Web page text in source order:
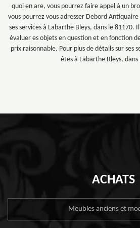
quoi en are, vous pourrez faire appel à un
vous pourrez vous adresser Debord
ses services à Labarthe Bleys, dans le 81170.
évaluer es objets en question et en fonction
prix raisonnable. Pour plus de détails sur ses
êtes à Labarthe Bleys, dans
ACHATS
Meubles anciens et